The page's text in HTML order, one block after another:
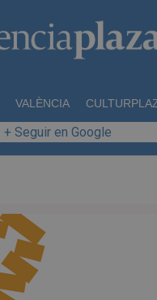
VALÈNCIA
+ Seguir en Google